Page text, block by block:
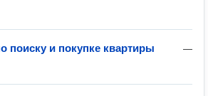
—
поиску и покупке квартиры